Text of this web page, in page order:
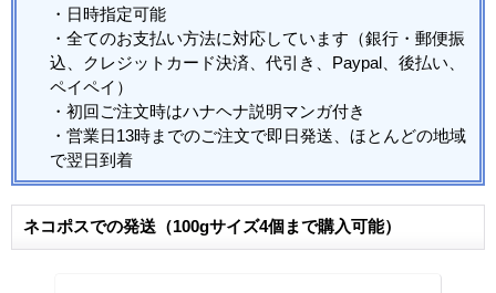
・日時指定可能
・全てのお支払い方法に対応しています（銀行・郵便振
込、クレジットカード決済、代引き、Paypal、後払い、
ペイペイ）
・初回ご注文時はハナヘナ説明マンガ付き
・営業日13時までのご注文で即日発送、ほとんどの地域
で翌日到着
ネコポスでの発送（100gサイズ4個まで購入可能）